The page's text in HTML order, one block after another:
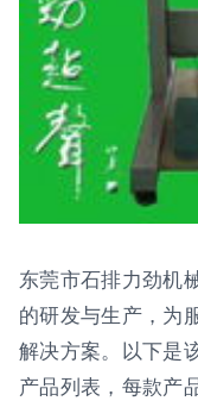
东莞市石排力劲机
的研发与生产，为
解决方案。以下是
产品列表，每款产